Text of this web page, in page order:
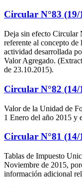
Circular N°83 (19/
Deja sin efecto Circular
referente al concepto de
actividad desarrollada
Valor Agregado.
de 23.10.2015).
Circular N°82 (14/
Valor de la Unidad de
1 Enero del año 2015 y
Circular N°81 (14/
Tablas de Impuesto
Noviembre de 2015,
información adicional